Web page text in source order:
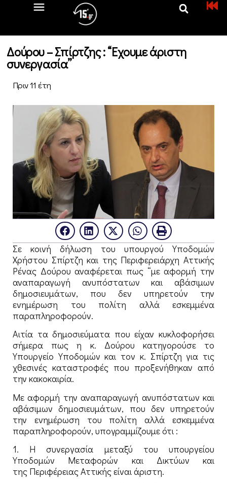
Δούρου – Σπίρτζης : “Εχουμε άριστη
συνεργασία”
Πριν 11 έτη
Σε κοινή δήλωση του υπουργού Υποδομών
Χρήστου Σπίρτζη και της Περιφερειάρχη Αττικής
Ρένας Δούρου αναφέρεται πως “με αφορμή την
αναπαραγωγή ανυπόστατων και αβάσιμων
δημοσιευμάτων, που δεν υπηρετούν την
ενημέρωση του πολίτη αλλά εσκεμμένα
παραπληροφορούν.
Αιτία τα δημοσιεύματα που είχαν κυκλοφορήσει
σήμερα πως η κ. Δούρου κατηγορούσε το
Υπουργείο Υποδομών και τον κ. Σπίρτζη για τις
χθεσινές καταστροφές που προξενήθηκαν από
την κακοκαιρία.
Με αφορμή την αναπαραγωγή ανυπόστατων και
αβάσιμων δημοσιευμάτων, που δεν υπηρετούν
την ενημέρωση του πολίτη αλλά εσκεμμένα
παραπληροφορούν, υπογραμμίζουμε ότι :
1. Η συνεργασία μεταξύ του υπουργείου
Υποδομών Μεταφορών και Δικτύων και
της Περιφέρειας Αττικής είναι άριστη.